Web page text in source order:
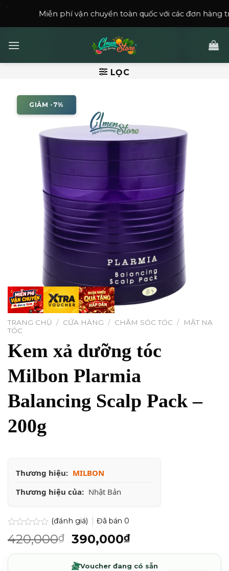
phí vận chuyển toàn quốc với các đơn hàng trên150,000₫.
LỌC
GIẢM -7%
TRANG CHỦ / CỬA HÀNG / CHĂM SÓC TÓC /
MẶT NẠ
TÓC
Kem xả dưỡng tóc
Milbon Plarmia
Balancing Scalp Pack –
200g
Thương hiệu: MILBON
Thương hiệu của: Nhật Bản
Được
xếp
0.0
(đánh giá) Đã bán 0
420,000₫
Giá
gốc
là:
390,000₫Giá
hiện
tại
Voucher đang có sẵn